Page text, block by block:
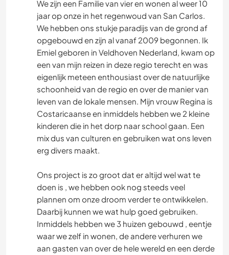
We zijn een Familie van vier en wonen al weer 10
jaar op onze in het regenwoud van San Carlos.
We hebben ons stukje paradijs van de grond af
opgebouwd en zijn al vanaf 2009 begonnen. Ik
Emiel geboren in Veldhoven Nederland, kwam op
een van mijn reizen in deze regio terecht en was
eigenlijk meteen enthousiast over de natuurlijke
schoonheid van de regio en over de manier van
leven van de lokale mensen. Mijn vrouw Regina is
Costaricaanse en inmiddels hebben we 2 kleine
kinderen die in het dorp naar school gaan. Een
mix dus van culturen en gebruiken wat ons leven
erg divers maakt.
Ons project is zo groot dat er altijd wel wat te
doen is , we hebben ook nog steeds veel
plannen om onze droom verder te ontwikkelen.
Daarbij kunnen we wat hulp goed gebruiken.
Inmiddels hebben we 3 huizen gebouwd , eentje
waar we zelf in wonen, de andere verhuren we
aan gasten van over de hele wereld en een derde